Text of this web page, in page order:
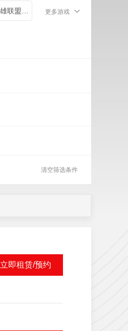
更多游戏
清空筛选条件
立即租赁/预约